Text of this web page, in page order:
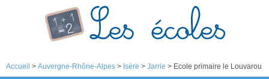
Accueil > Auvergne-Rhône-Alpes > Isère > Jarrie > Ecole primaire le Louvarou